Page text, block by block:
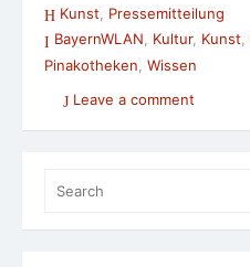
Kunst
Pressemitteilung
BayernWLAN, Kultur, Kunst,
Pinakotheken Wissen
Leave a comment
for: